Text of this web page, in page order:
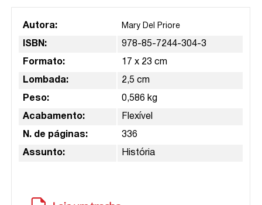
Autora: Mary Del Priore
ISBN: 978-85-7244-304-3
Formato: 17 x 23 cm
Lombada: 2,5 cm
Peso: 0,586 kg
Acabamento: Flexível
N. de páginas: 336
Assunto: História